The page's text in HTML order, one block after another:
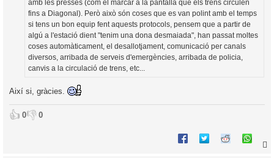
amb les presses (com el marcar a la pantalla que els trens circulen
fins a Diagonal). Però això són coses que es van polint amb el temps
si tens un bon equip fent aquests protocols, pensem que a partir de
algú a l'estació dient "tenim una dona desmaiada", han passat moltes
coses automàticament, el desallotjament, comunicació per canals
diversos, arribada de serveis d'emergències, arribada de policia,
canvis a la circulació de trens, etc...
Així si, gràcies.
👍 0👎 0